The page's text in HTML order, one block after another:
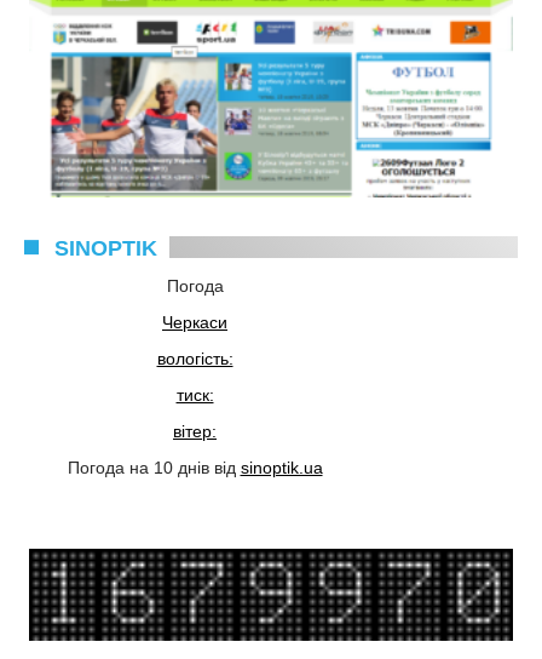
SINOPTIK
Погода
Черкаси
вологість:
тиск:
вітер:
Погода на 10 днів від sinoptik.ua